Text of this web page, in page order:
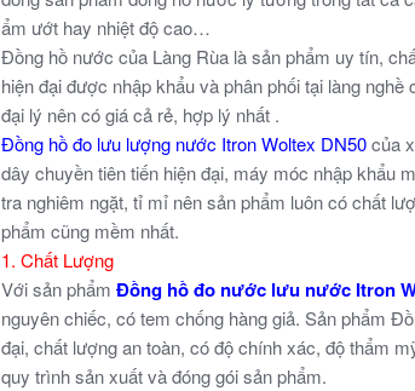
ẩm ướt hay nhiệt độ cao…
Đồng hồ nước của Làng Rùa là sản phẩm uy tín,
hiện đại được nhập khẩu và phân phối tại làng
đại lý nên có giá cả rẻ, hợp lý nhất .
Đồng hồ đo lưu lượng nước Itron Woltex DN50của
dây chuyền tiên tiến hiện đại, máy móc nhập khẩu
tra nghiêm ngặt, tỉ mỉ nên sản phẩm luôn có chất
phẩm cũng mềm nhất.
1. Chất Lượng
Với sản phẩm Đồng hồ đo nước lưu nước Itron
nguyên chiếc, có tem chống hàng giả. Sản phẩm
đại, chất lượng an toàn, có độ chính xác, độ thẩm
quy trình sản xuất và đóng gói sản phẩm.